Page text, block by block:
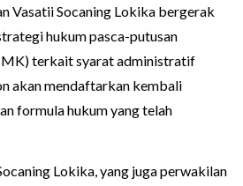
Vasatii Socaning Lokika bergerak
hukum pasca-putusan
terkait syarat administratif
akan mendaftarkan kembali
formula hukum yang telah
Lokika, yang juga perwakilan